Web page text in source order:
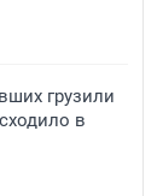
грузили
в